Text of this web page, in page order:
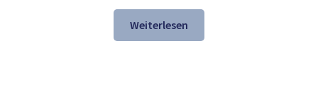
Weiterlesen